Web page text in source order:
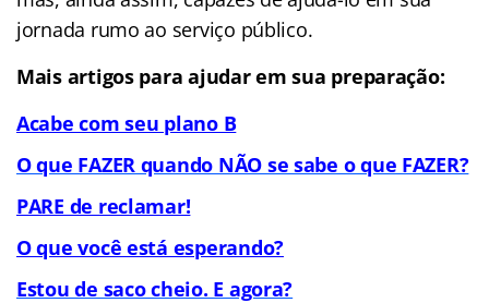
jornada rumo ao serviço público.
Mais artigos para ajudar em sua preparação:
Acabe com seu plano B
O que FAZER quando NÃO se sabe o que FAZER?
PARE de reclamar!
O que você está esperando?
Estou de saco cheio. E agora?